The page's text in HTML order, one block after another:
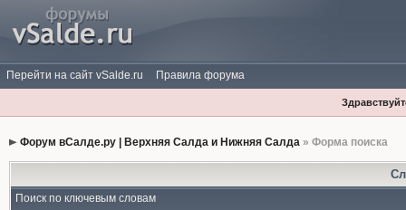
Перейти на сайт vSalde.ru Правила форума
Форум вСалде.ру | Верхняя Салда и Нижняя Салда» Форма поиска
Поиск по ключевым словам